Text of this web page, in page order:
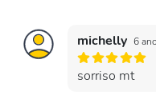
michelly 6
sorriso mt